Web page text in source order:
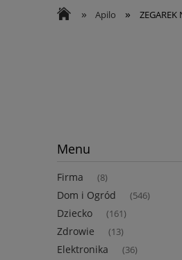
» Apilo » ZEGAREK
Menu
Firma (8)
Dom i Ogród (546)
Dziecko (161)
Zdrowie (13)
Elektronika (36)